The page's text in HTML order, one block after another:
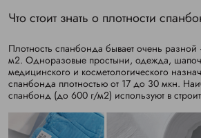
Что стоит знать о плотности
Плотность спанбонда бывает очень
м2. Одноразовые простыни, одежда,
медицинского и косметологического
спанбонда плотностью от 17 до 30 мкн.
спанбонд (до 600 г/м2) используют в